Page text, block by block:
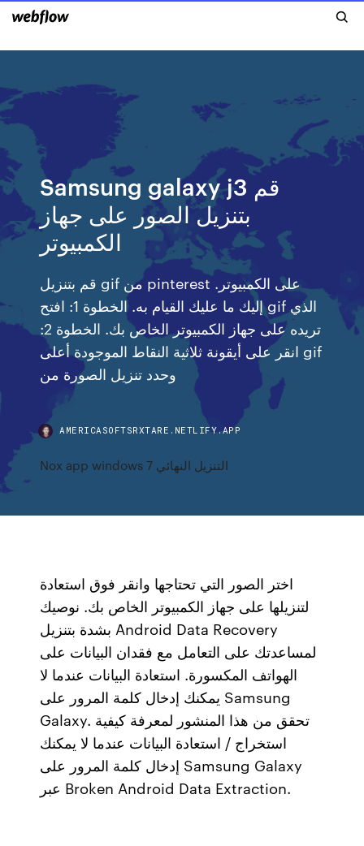
Samsung galaxy j3 قم
بتنزيل الصور على جهاز
الكمبيوتر
قم بتنزيل gif من pinterest على الكمبيوتر.
إليك ما عليك القيام به. الخطوة 1: افتح gif الذي
تريده على جهاز الكمبيوتر الخاص بك. الخطوة 2:
انقر على أيقونة ثلاثية النقاط الموجودة أعلى gif
وحدد تنزيل الصورة من
AMERICASOFTSRXTARE.NETLIFY.APP
Nox app windows 7 التنزيل النهائي
اختر الصور التي تحتاجها وانقر فوق استعادة
لتنزيلها على جهاز الكمبيوتر الخاص بك. نوصيك
بشدة بتنزيل Android Data Recovery
لمساعدتك على التعامل مع فقدان البيانات على
الهواتف المكسورة. استعادة البيانات عندما لا
يمكنك إدخال كلمة المرور على Samsung
Galaxy. تحقق من هذا المنشور لمعرفة كيفية
استخراج / استعادة البيانات عندما لا يمكنك
إدخال كلمة المرور على Samsung Galaxy
عبر Broken Android Data Extraction.